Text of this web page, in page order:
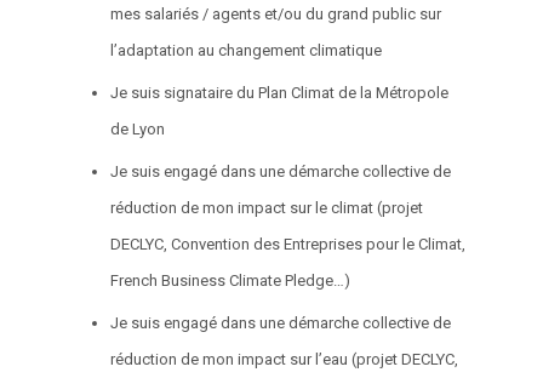
mes salariés / agents et/ou du grand public sur
l’adaptation au changement climatique
Je suis signataire du Plan Climat de la Métropole
de Lyon
Je suis engagé dans une démarche collective de
réduction de mon impact sur le climat (projet
DECLYC, Convention des Entreprises pour le Climat,
French Business Climate Pledge…)
Je suis engagé dans une démarche collective de
réduction de mon impact sur l’eau (projet DECLYC,